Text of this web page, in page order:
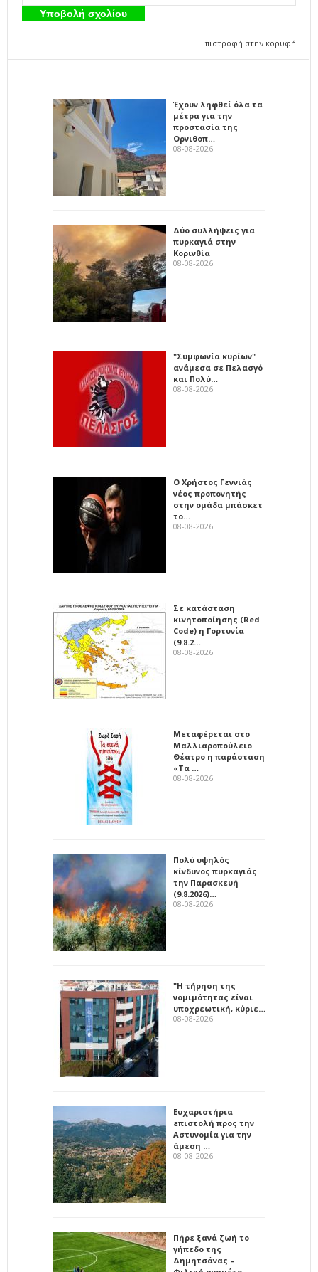
Επιστροφή στην κορυφή
Έχουν ληφθεί όλα τα
μέτρα για την
προστασία της
Ορνιθοπ…
08-08-2026
Δύο συλλήψεις για
πυρκαγιά στην
Κορινθία
08-08-2026
"Συμφωνία κυρίων"
ανάμεσα σε Πελασγό
και Πολύ…
08-08-2026
Ο Χρήστος Γεννιάς
νέος προπονητής
στην ομάδα μπάσκετ
το…
08-08-2026
Σε κατάσταση
κινητοποίησης (Red
Code) η Γορτυνία
(9.8.2…
08-08-2026
Μεταφέρεται στο
Μαλλιαροπούλειο
Θέατρο η παράσταση
«Τα …
08-08-2026
Πολύ υψηλός
κίνδυνος πυρκαγιάς
την Παρασκευή
(9.8.2026)…
08-08-2026
"Η τήρηση της
νομιμότητας είναι
υποχρεωτική, κύριε…
08-08-2026
Ευχαριστήρια
επιστολή προς την
Αστυνομία για την
άμεση …
08-08-2026
Πήρε ξανά ζωή το
γήπεδο της
Δημητσάνας –